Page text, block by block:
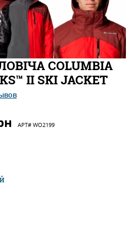
COLUMBIA
II SKI JACKET
АРТ# WO2199